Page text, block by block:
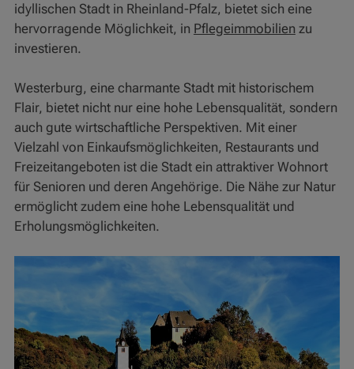
idyllischen Stadt in Rheinland-Pfalz, bietet sich eine
hervorragende Möglichkeit, in Pflegeimmobilien zu
investieren.
Westerburg, eine charmante Stadt mit historischem
Flair, bietet nicht nur eine hohe Lebensqualität, sondern
auch gute wirtschaftliche Perspektiven. Mit einer
Vielzahl von Einkaufsmöglichkeiten, Restaurants und
Freizeitangeboten ist die Stadt ein attraktiver Wohnort
für Senioren und deren Angehörige. Die Nähe zur Natur
ermöglicht zudem eine hohe Lebensqualität und
Erholungsmöglichkeiten.